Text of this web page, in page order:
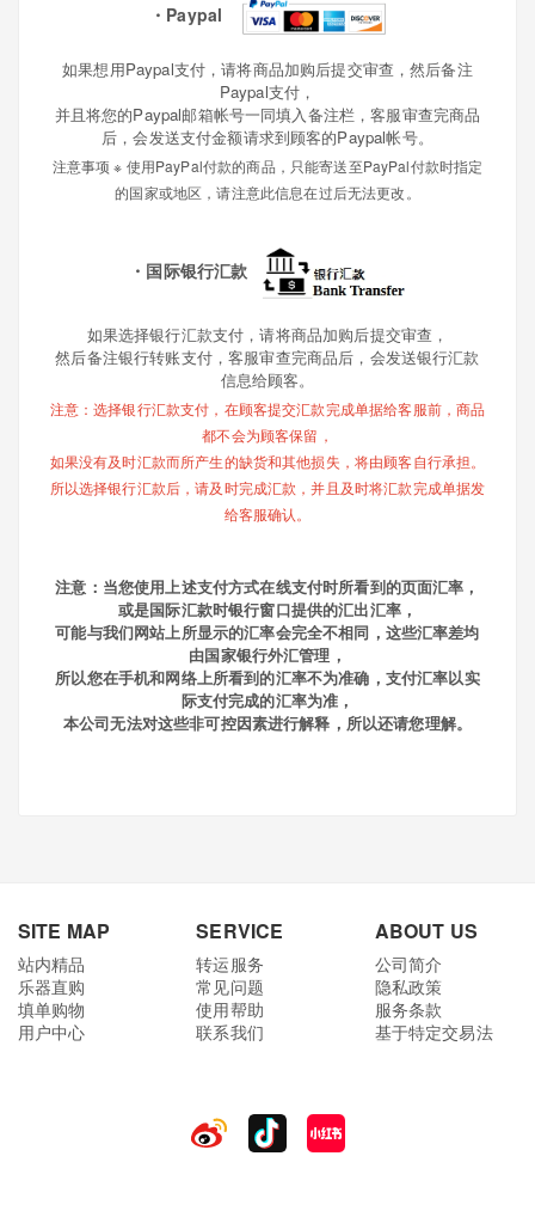
・Paypal
如果想用Paypal支付，请将商品加购后提交审查，然后备注
Paypal支付，
并且将您的Paypal邮箱帐号一同填入备注栏，客服审查完商品
后，会发送支付金额请求到顾客的Paypal帐号。
注意事项 ※ 使用PayPal付款的商品，只能寄送至PayPal付款时指定
的国家或地区，请注意此信息在过后无法更改。
・国际银行汇款
如果选择银行汇款支付，请将商品加购后提交审查，
然后备注银行转账支付，客服审查完商品后，会发送银行汇款
信息给顾客。
注意：选择银行汇款支付，在顾客提交汇款完成单据给客服前，商品
都不会为顾客保留，
如果没有及时汇款而所产生的缺货和其他损失，将由顾客自行承担。
所以选择银行汇款后，请及时完成汇款，并且及时将汇款完成单据发
给客服确认。
注意：当您使用上述支付方式在线支付时所看到的页面汇率，
或是国际汇款时银行窗口提供的汇出汇率，
可能与我们网站上所显示的汇率会完全不相同，这些汇率差均
由国家银行外汇管理，
所以您在手机和网络上所看到的汇率不为准确， 支付汇率以实
际支付完成的汇率为准，
本公司无法对这些非可控因素进行解释，所以还请您理解。
SITE MAP
站内精品
乐器直购
填单购物
用户中心
SERVICE
转运服务
常见问题
使用帮助
联系我们
ABOUT US
公司简介
隐私政策
服务条款
基于特定交易法